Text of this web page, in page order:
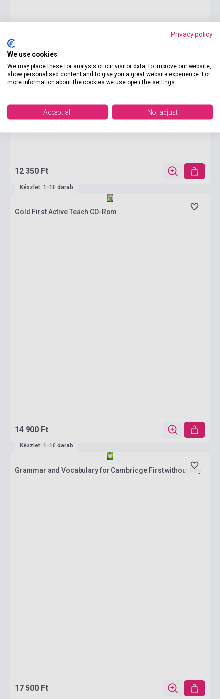
12 350 Ft
Készlet: 1-10 darab
Gold First Active Teach CD-Rom
14 900 Ft
Készlet: 1-10 darab
Grammar and Vocabulary for Cambridge First without Key
17 500 Ft
Privacy policy
We use cookies
We may place these for analysis of our visitor data, to improve our website,
show personalised content and to give you a great website experience. For
more information about the cookies we use open the settings.
Accept all No, adjust